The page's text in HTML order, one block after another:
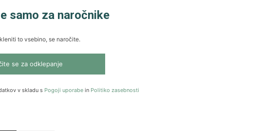
samo za naročnike
to vsebino, se naročite.
se za odklepanje
v skladu s Pogoji uporabein Politiko zasebnosti